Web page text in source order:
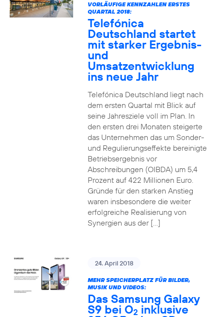
VORLÄUFIGE KENNZAHLEN ERSTES
QUARTAL 2018:
Telefónica
Deutschland startet
mit starker Ergebnis-
und
Umsatzentwicklung
ins neue Jahr
Telefónica Deutschland liegt nach
dem ersten Quartal mit Blick auf
seine Jahresziele voll im Plan. In
den ersten drei Monaten steigerte
das Unternehmen das um Sonder-
und Regulierungseffekte bereinigte
Betriebsergebnis vor
Abschreibungen (OIBDA) um 5,4
Prozent auf 422 Millionen Euro.
Gründe für den starken Anstieg
waren insbesondere die weiter
erfolgreiche Realisierung von
Synergien aus der […]
24. April 2018
MEHR SPEICHERPLATZ FÜR BILDER,
MUSIK UND VIDEOS:
Das Samsung Galaxy
S9 bei O2 inklusive